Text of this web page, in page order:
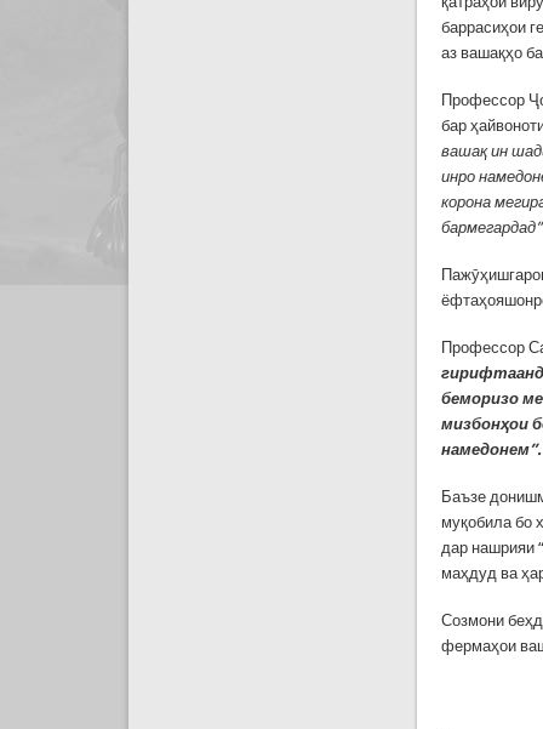
баррасиҳои
аз вашақҳо
Профессор
бар
вашақ ин
инро
корона
Профессор
гирифтаанд
беморизо
мизбонҳои
намедонем”.
Баъзе
муқобила бо
дар нашрияи
маҳдуд ва
Созмони
фермаҳои